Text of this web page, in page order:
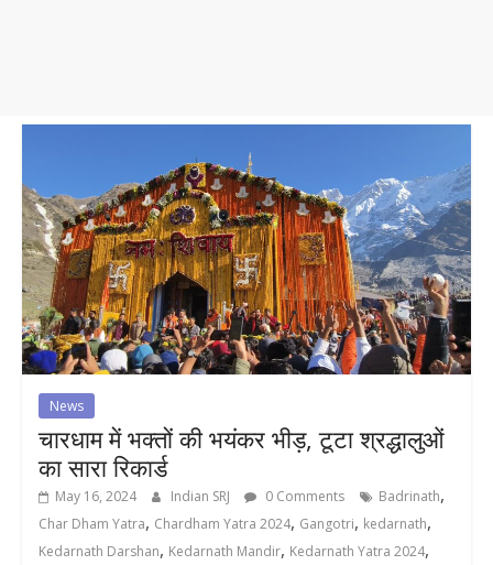
News
चारधाम में भक्तों की भयंकर भीड़, टूटा श्रद्धालुओं
का सारा रिकार्ड
May 16, 2024 Indian SRJ 0 Comments Badrinath,
Char Dham Yatra, Chardham Yatra 2024, Gangotri, kedarnath,
Kedarnath Darshan, Kedarnath Mandir, Kedarnath Yatra 2024,